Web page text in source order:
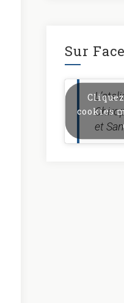
Sur
et
cookies